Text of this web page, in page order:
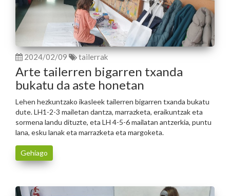
2024/02/09 tailerrak
Arte tailerren bigarren txanda
bukatu da aste honetan
Lehen hezkuntzako ikasleek tailerren bigarren txanda bukatu
dute. LH1-2-3 mailetan dantza, marrazketa, eraikuntzak eta
sormena landu dituzte, eta LH 4-5-6 mailatan antzerkia, puntu
lana, esku lanak eta marrazketa eta margoketa.
Gehiago